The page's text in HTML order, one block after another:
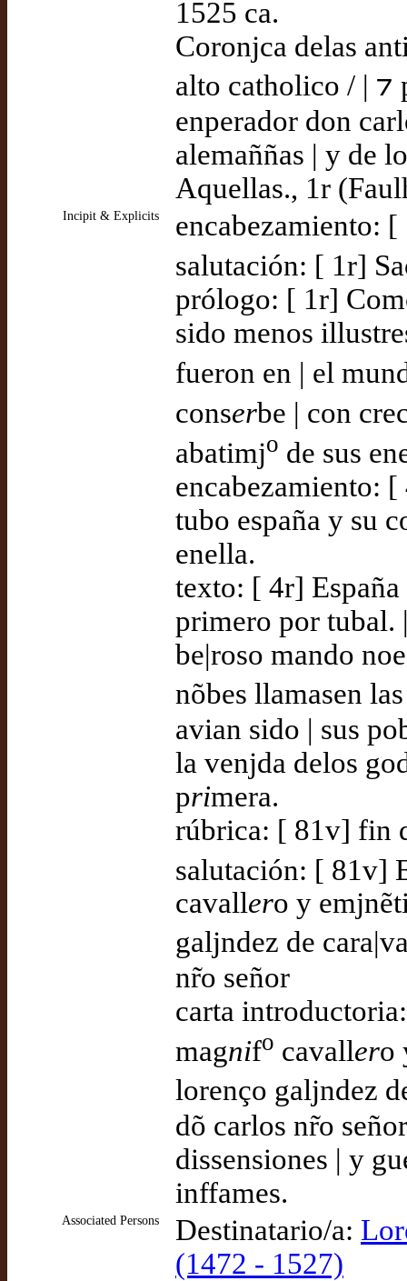
1525 ca.
Coronjca delas
alto catholico / | ⁊
enperador don
alemaññas | y de
Aquellas., 1r
Incipit & Explicits
encabezamiento:
salutación: [ 1r]
prólogo: [ 1r]
sido menos
fueron en | el
conserbe | con
abatimjo de sus
encabezamiento:
tubo españa y su
enella.
texto: [ 4r]
primero por tubal.
be|roso mando
nõbes llamasen
avian sido | sus
la venjda delos
primera.
rúbrica: [ 81v] fin
salutación: [ 81v]
cavallero y
galjndez de
nr̃o señor
carta
magnifo cavallero
lorenço galjndez
dõ carlos nr̃o
dissensiones | y
inffames.
Associated Persons Destinatario/a:
(1472 - 1527)